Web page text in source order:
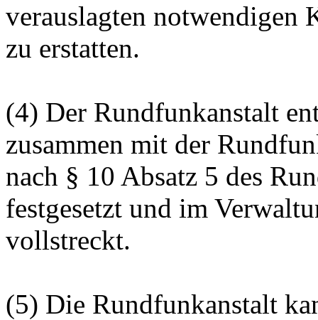
verauslagten notwendigen
zu erstatten.
(4) Der Rundfunkanstalt
zusammen mit der
nach § 10 Absatz 5 des
festgesetzt und im
vollstreckt.
(5) Die Rundfunkanstalt